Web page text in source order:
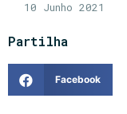
10 Junho 2021
Partilha
Facebook